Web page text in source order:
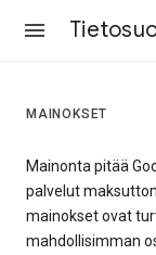
MAINOKSET
Mainonta pitää
palvelut
mainokset ovat
mahdollisimman